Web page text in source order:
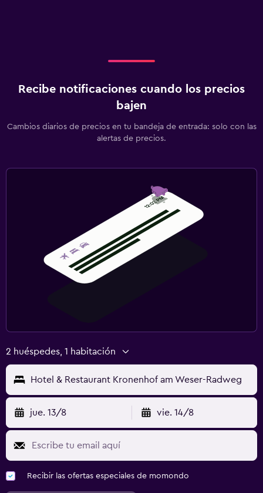
Recibe notificaciones cuando los precios
bajen
Cambios diarios de precios en tu bandeja de entrada: solo con las
alertas de precios.
2 huéspedes, 1 habitación
Hotel & Restaurant Kronenhof am Weser-Radweg
jue. 13/8 vie. 14/8
Recibir las ofertas especiales de momondo